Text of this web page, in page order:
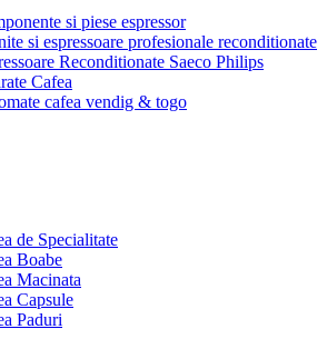
si piese espressor
si espressoare profesionale reconditionate
Reconditionate Saeco Philips
Cafea
cafea vendig & togo
de Specialitate
Boabe
Macinata
Capsule
Paduri